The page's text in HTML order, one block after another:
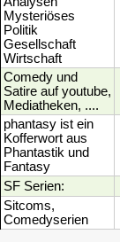
Mysteriöses
Politik
Gesellschaft
Wirtschaft
Comedy und
Satire auf youtube,
Mediatheken, ....
phantasy ist ein
Kofferwort aus
Phantastik und
Fantasy
SF Serien:
Sitcoms,
Comedyserien